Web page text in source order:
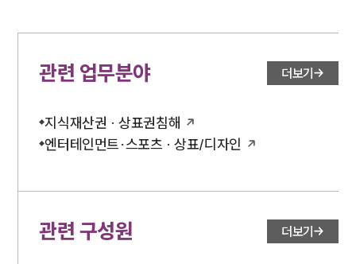
오시는 길
고객의 소리
업무사례
사례분석/최신동향
관련 업무분야 더보기
지식재산권 · 상표권침해
엔터테인먼트·스포츠 · 상표/디자인
관련 구성원 더보기